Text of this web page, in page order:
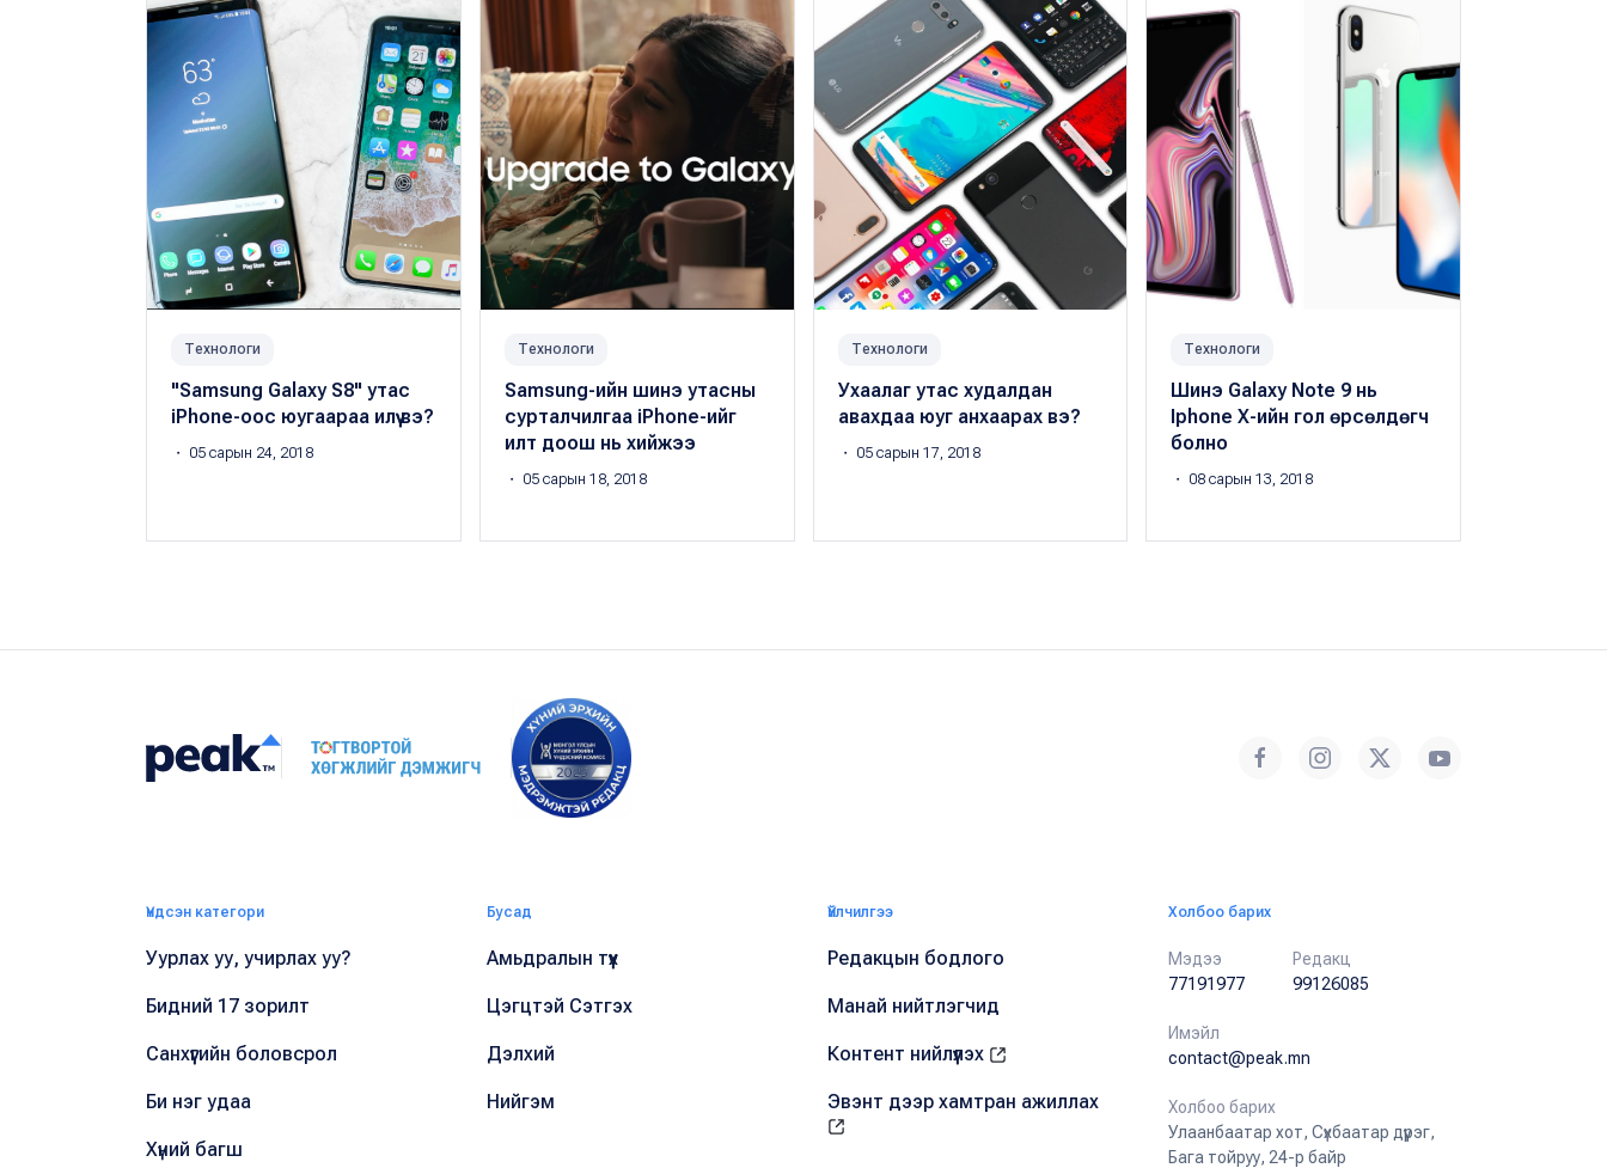
Технологи
"Samsung Galaxy S8" утас
iPhone-оос юугаараа илүү вэ?
・ 05 сарын 24, 2018
Технологи
Samsung-ийн шинэ утасны
сурталчилгаа iPhone-ийг
илт доош нь хийжээ
・ 05 сарын 18, 2018
Технологи
Ухаалаг утас худалдан
авахдаа юуг анхаарах вэ?
・ 05 сарын 17, 2018
Технологи
Шинэ Galaxy Note 9 нь
Iphone X-ийн гол өрсөлдөгч
болно
・ 08 сарын 13, 2018
Үндсэн категори
Уурлах уу, учирлах уу?
Бидний 17 зорилт
Санхүүгийн боловсрол
Би нэг удаа
Хүний багш
Бусад
Амьдралын түүх
Цэгцтэй Сэтгэх
Дэлхий
Нийгэм
Үйлчилгээ
Редакцын бодлого
Манай нийтлэгчид
Контент нийлүүлэх
Эвэнт дээр хамтран ажиллах
Холбоо барих
Мэдээ
77191977
Редакц
99126085
Имэйл
contact@peak.mn
Холбоо барих
Улаанбаатар хот, Сүхбаатар дүүрэг,
Бага тойруу, 24-р байр